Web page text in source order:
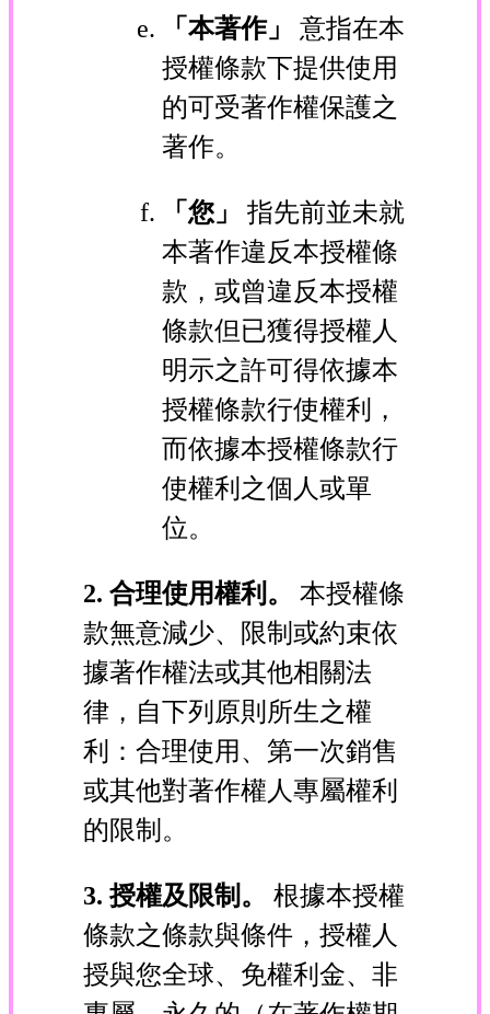
「本著作」 意指在本
授權條款下提供使用
的可受著作權保護之
著作。
「您」 指先前並未就
本著作違反本授權條
款，或曾違反本授權
條款但已獲得授權人
明示之許可得依據本
授權條款行使權利，
而依據本授權條款行
使權利之個人或單
位。
2. 合理使用權利。 本授權條
款無意減少、限制或約束依
據著作權法或其他相關法
律，自下列原則所生之權
利：合理使用、第一次銷售
或其他對著作權人專屬權利
的限制。
3. 授權及限制。 根據本授權
條款之條款與條件，授權人
授與您全球、免權利金、非